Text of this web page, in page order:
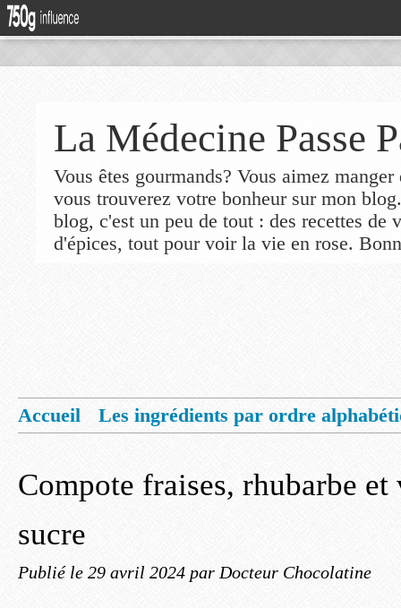
La Médecine Passe
Vous êtes gourmands? Vous aimez
vous trouverez votre bonheur sur mon
blog, c'est un peu de tout : des recettes de
d'épices, tout pour voir la vie en rose.
Accueil
Les ingrédients par ordre
Compote fraises, rhubarbe et
sucre
Publié le 29 avril 2024 par Docteur Chocolatine